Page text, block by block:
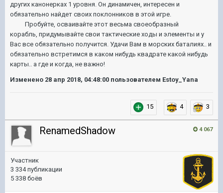
других канонерках 1 уровня. Он динамичен, интересен и
обязательно найдет своих поклонников в этой игре.
Пробуйте, осваивайте этот весьма своеобразный
корабль, придумывайте свои тактические ходы и элементы и у
Вас все обязательно получится. Удачи Вам в морских баталиях.. и
обязательно встретимся в каком нибудь квадрате какой нибудь
карты.. а где и когда, не важно!
Изменено 28 апр 2018, 04:48:00 пользователем Estoy_Yana
15 4 3
4 067
RenamedShadow
Участник
3 334 публикации
5 338 боёв